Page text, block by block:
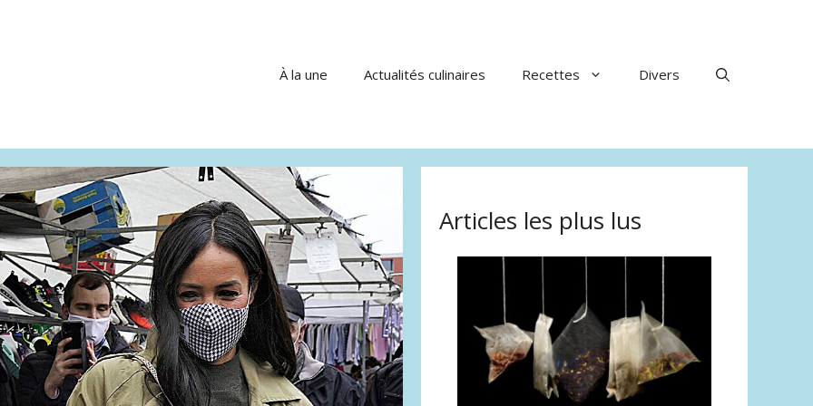
À la une Actualités culinaires Recettes Divers
Articles les plus lus